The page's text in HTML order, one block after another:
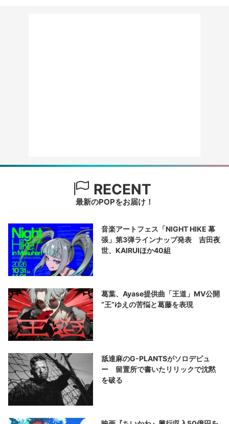
RECENT
最新のPOPをお届け！
音楽アートフェス「NIGHT HIKE 幕
張」第3弾ラインナップ発表 吉田夜
世、KAIRUIほか40組
葛葉、Ayase提供曲「王道」MV公開
“王”ゆえの苦悩と葛藤を表現
舐達麻のG-PLANTSがソロデビュ
ー 留置所で書いたリリックで沈黙
を破る